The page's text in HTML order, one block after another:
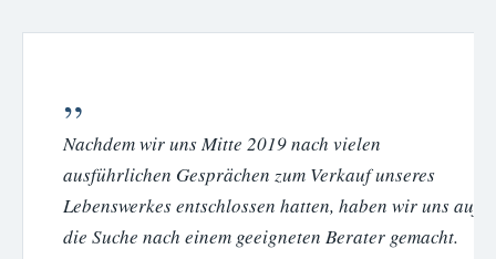
Nachdem wir uns Mitte 2019 nach vielen
ausführlichen Gesprächen zum Verkauf unseres
Lebenswerkes entschlossen hatten, haben wir uns auf
die Suche nach einem geeigneten Berater gemacht.